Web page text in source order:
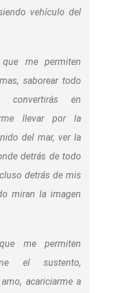
vehículo del
me permiten
saborear todo
en
llevar por la
del mar, ver la
detrás de todo
detrás de mis
miran la imagen
me permiten
el sustento,
acariciarme a